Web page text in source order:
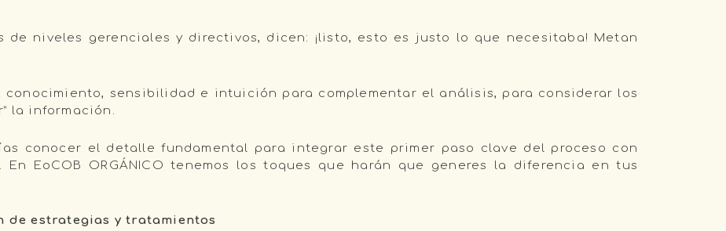
de niveles gerenciales y directivos, dicen: ¡listo, esto es justo lo que necesitaba! Metan
conocimiento, sensibilidad e intuición para complementar el análisis, para considerar los
la información.
conocer el detalle fundamental para integrar este primer paso clave del proceso con
EoCOB ORGÁNICO tenemos los toques que harán que generes la diferencia en tus
de estrategias y tratamientos